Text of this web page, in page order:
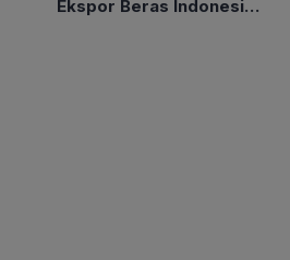
Ekspor Beras Indonesia